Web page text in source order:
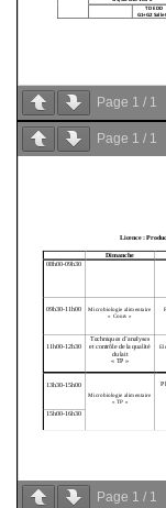
Page 1 / 1
Page 1 / 1
Page 1 / 1